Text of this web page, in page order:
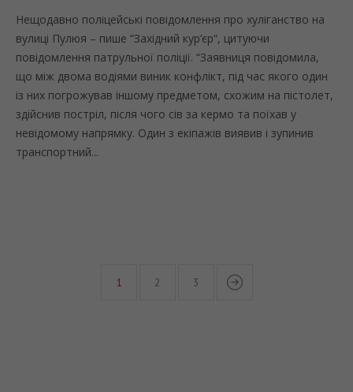
Нещодавно поліцейські повідомлення про хуліганство на
вулиці Пулюя – пише “Західний кур’єр“, цитуючи
повідомлення патрульної поліції. “Заявниця повідомила,
що між двома водіями виник конфлікт, під час якого один
із них погрожував іншому предметом, схожим на пістолет,
здійснив постріл, після чого сів за кермо та поїхав у
невідомому напрямку. Один з екіпажів виявив і зупинив
транспортний...
1 2 3